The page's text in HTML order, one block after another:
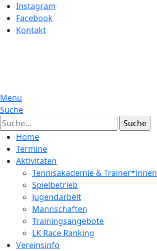
Instagram
Facebook
Kontakt
Menü
Suche
Suche
Home
Termine
Aktivitäten
Tennisakademie & Trainer*innen
Spielbetrieb
Jugendarbeit
Mannschaften
Trainingsangebote
LK Race Ranking
Vereinsinfo